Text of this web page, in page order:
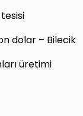
dolar – Bilecik
üretimi